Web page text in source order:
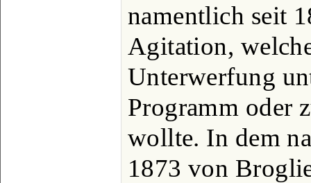
namentlich seit
Agitation,
Unterwerfung
Programm oder
wollte. In dem
1873 von